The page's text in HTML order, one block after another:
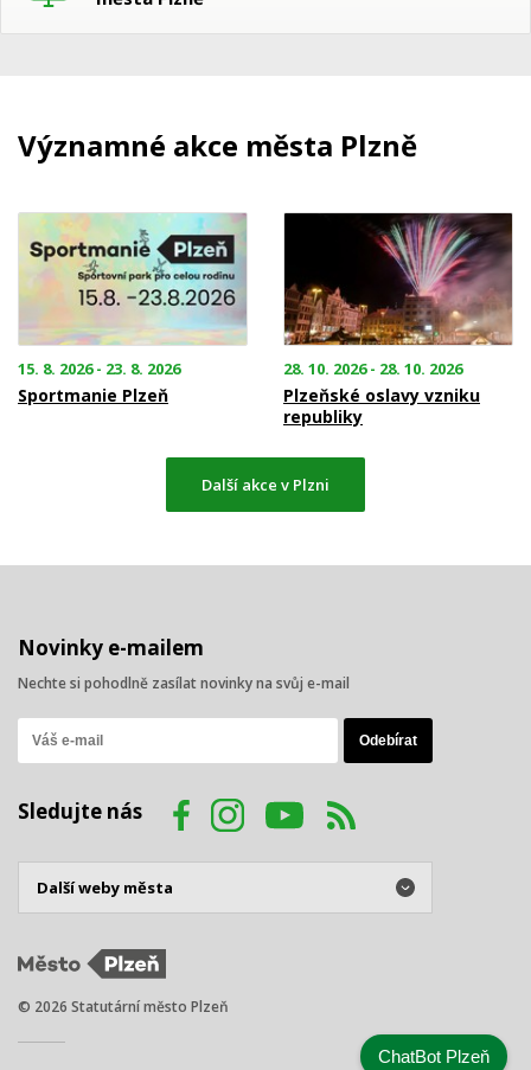
Významné akce města Plzně
15. 8. 2026 - 23. 8. 2026
Sportmanie Plzeň
28. 10. 2026 - 28. 10. 2026
Plzeňské oslavy vzniku
republiky
Další akce v Plzni
Novinky e-mailem
Nechte si pohodlně zasílat novinky na svůj e-mail
Sledujte nás
© 2026 Statutární město Plzeň
ChatBot Plzeň